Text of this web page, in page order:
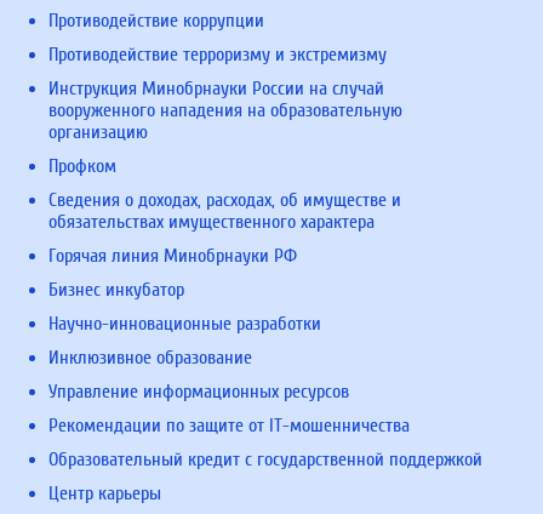
Противодействие коррупции
Противодействие терроризму и экстремизму
Инструкция Минобрнауки России на случай
вооруженного нападения на образовательную
организацию
Профком
Сведения о доходах, расходах, об имуществе и
обязательствах имущественного характера
Горячая линия Минобрнауки РФ
Бизнес инкубатор
Научно-инновационные разработки
Инклюзивное образование
Управление информационных ресурсов
Рекомендации по защите от IT-мошенничества
Образовательный кредит с государственной поддержкой
Центр карьеры